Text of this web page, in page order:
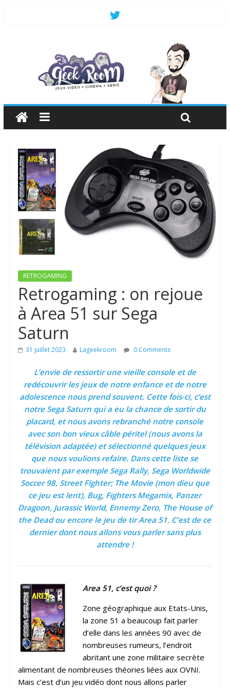
RETROGAMING
Retrogaming : on rejoue
à Area 51 sur Sega
Saturn
31 juillet 2023 Lageekroom 0 Comments
L’envie de ressortir une vieille console et de
redécouvrir les jeux de notre enfance et de notre
adolescence nous prend souvent. Cette fois-ci, c’est
notre Sega Saturn qui a eu la chance de sortir du
placard, et nous avons rebranché notre console
avec son bon vieux câble péritel (nous avons la
télévision adaptée) et sélectionné quelques jeux
que nous voulions refaire. Dans cette liste se
trouvaient par exemple Sega Rally, Sega Worldwide
Soccer 98, Street Fighter; The Movie (mon dieu que
ce jeu est lent), Bug, Fighters Megamix, Panzer
Dragoon, Jurassic World, Ennemy Zero, The House of
the Dead ou encore le jeu de tir Area 51. C’est de ce
dernier dont nous allons vous parler sans plus
attendre !
Area 51, c’est quoi ?
Zone géographique aux Etats-Unis,
la zone 51 a beaucoup fait parler
d’elle dans les années 90 avec de
nombreuses rumeurs, l’endroit
abritant une zone militaire secrète
alimentant de nombreuses théories liées aux OVNI.
Mais c’est d’un jeu vidéo dont nous allons parler